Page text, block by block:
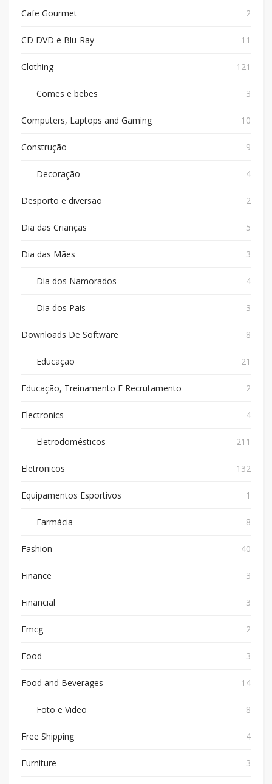
Cafe Gourmet 2
CD DVD e Blu-Ray 11
Clothing 121
Comes e bebes 3
Computers, Laptops and Gaming 10
Construção 9
Decoração 4
Desporto e diversão 2
Dia das Crianças 5
Dia das Mães 3
Dia dos Namorados 4
Dia dos Pais 3
Downloads De Software 8
Educação 21
Educação, Treinamento E Recrutamento 2
Electronics 4
Eletrodomésticos 211
Eletronicos 132
Equipamentos Esportivos 1
Farmácia 8
Fashion 40
Finance 3
Financial 3
Fmcg 2
Food 3
Food and Beverages 14
Foto e Video 8
Free Shipping 4
Furniture 3